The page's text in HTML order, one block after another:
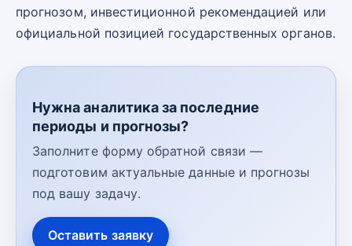
прогнозом, инвестиционной рекомендацией или
официальной позицией государственных органов.
Нужна аналитика за последние
периоды и прогнозы?
Заполните форму обратной связи —
подготовим актуальные данные и прогнозы
под вашу задачу.
Оставить заявку